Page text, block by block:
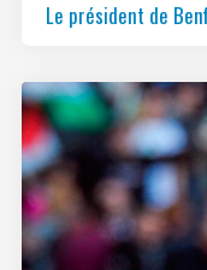
Le président de